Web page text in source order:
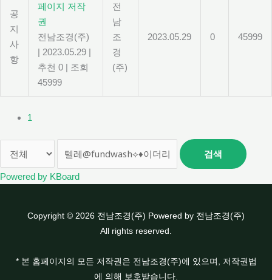
공
지
사
항
페이지 저작
권
전남조경(주)
| 2023.05.29 |
추천 0 | 조회
45999
전
남
조
경
(주)
2023.05.29 0 45999
1
검색
Powered by KBoard
Copyright © 2026 전남조경(주) Powered by 전남조경(주)
All rights reserved.
* 본 홈페이지의 모든 저작권은 전남조경(주)에 있으며, 저작권법
에 의해 보호받습니다.